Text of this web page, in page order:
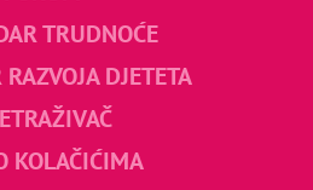
TRUDNOĆE
DJETETA
KOLAČIĆIMA